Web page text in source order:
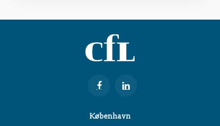
København